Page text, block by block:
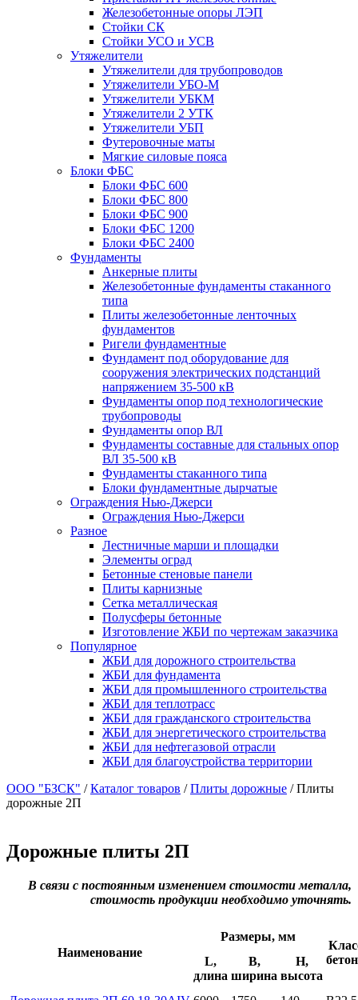
Железобетонные опоры ЛЭП
Стойки СК
Стойки УСО и УСВ
Утяжелители
Утяжелители для трубопроводов
Утяжелители УБО-М
Утяжелители УБКМ
Утяжелители 2 УТК
Утяжелители УБП
Футеровочные маты
Мягкие силовые пояса
Блоки ФБС
Блоки ФБС 600
Блоки ФБС 800
Блоки ФБС 900
Блоки ФБС 1200
Блоки ФБС 2400
Фундаменты
Анкерные плиты
Железобетонные фундаменты стаканного
типа
Плиты железобетонные ленточных
фундаментов
Ригели фундаментные
Фундамент под оборудование для
сооружения электрических подстанций
напряжением 35-500 кВ
Фундаменты опор под технологические
трубопроводы
Фундаменты опор ВЛ
Фундаменты составные для стальных опор
ВЛ 35-500 кВ
Фундаменты стаканного типа
Блоки фундаментные дырчатые
Ограждения Нью-Джерси
Ограждения Нью-Джерси
Разное
Лестничные марши и площадки
Элементы оград
Бетонные стеновые панели
Плиты карнизные
Сетка металлическая
Полусферы бетонные
Изготовление ЖБИ по чертежам заказчика
Популярное
ЖБИ для дорожного строительства
ЖБИ для фундамента
ЖБИ для промышленного строительства
ЖБИ для теплотрасс
ЖБИ для гражданского строительства
ЖБИ для энергетического строительства
ЖБИ для нефтегазовой отрасли
ЖБИ для благоустройства территории
ООО "БЗСК" /Каталог товаров /Плиты дорожные /Плиты
дорожные 2П
Дорожные плиты 2П
В связи с постоянным изменением стоимости металла,
стоимость продукции необходимо уточнять.
Наименование
Размеры, мм
L,
длина
B,
ширина
H,
высота